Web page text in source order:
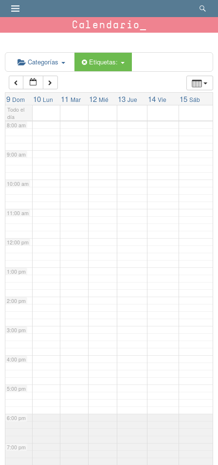
Calendario
Categorías Etiquetas:
9 Dom 10 Lun 11 Mar 12 Mié 13 Jue 14 Vie 15 Sáb
Todo el
día
4:00 am
6:00 am
7:00 am
8:00 am
9:00 am
10:00 am
11:00 am
12:00 pm
1:00 pm
2:00 pm
3:00 pm
4:00 pm
5:00 pm
6:00 pm
7:00 pm